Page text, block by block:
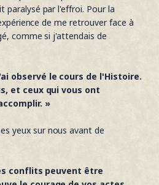
par l'effroi. Pour la
de me retrouver face à
comme si j'attendais de
observé le cours de l'Histoire.
et ceux qui vous ont
»
yeux sur nous avant de
conflits peuvent être